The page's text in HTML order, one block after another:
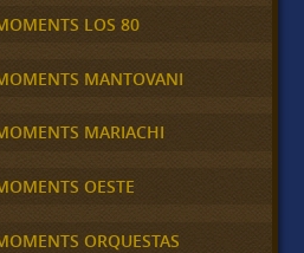
LOS 80
MANTOVANI
MARIACHI
OESTE
ORQUESTAS